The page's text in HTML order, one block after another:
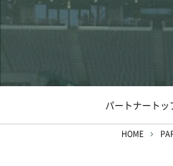
パートナートッ
HOME